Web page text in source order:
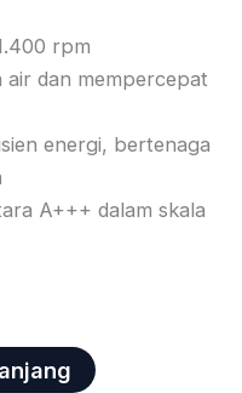
rpm
air dan mempercepat
energi, bertenaga
A+++ dalam skala